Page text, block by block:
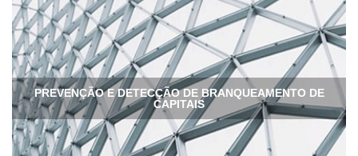
PREVENÇÃO E DETECÇÃO DE BRANQUEAMENTO DE
CAPITAIS